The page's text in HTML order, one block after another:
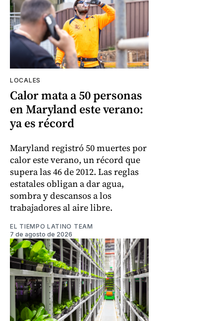
LOCALES
Calor mata a 50 personas
en Maryland este verano:
ya es récord
Maryland registró 50 muertes por
calor este verano, un récord que
supera las 46 de 2012. Las reglas
estatales obligan a dar agua,
sombra y descansos a los
trabajadores al aire libre.
EL TIEMPO LATINO TEAM
7 de agosto de 2026